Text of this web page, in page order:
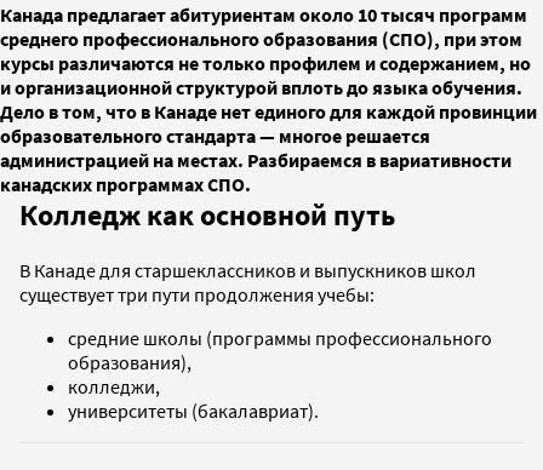
Канада предлагает абитуриентам около 10 тысяч программ
среднего профессионального образования (СПО), при этом
курсы различаются не только профилем и содержанием, но
и организационной структурой вплоть до языка обучения.
Дело в том, что в Канаде нет единого для каждой провинции
образовательного стандарта — многое решается
администрацией на местах. Разбираемся в вариативности
канадских программах СПО.
Колледж как основной путь
В Канаде для старшеклассников и выпускников школ
существует три пути продолжения учебы:
средние школы (программы профессионального
образования),
колледжи,
университеты (бакалавриат).